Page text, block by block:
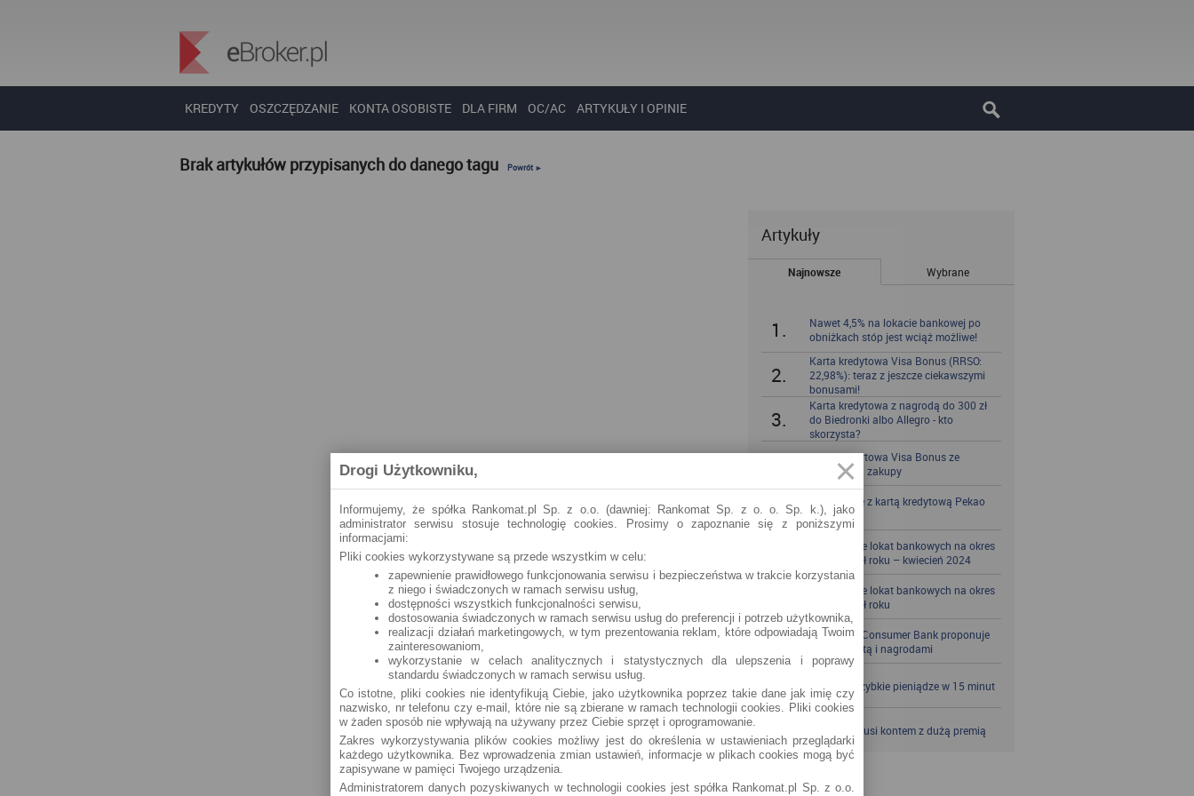
KREDYTY OSZCZĘDZANIE KONTA OSOBISTE DLA FIRM OC/AC ARTYKUŁY I OPINIE
Brak artykułów przypisanych do danego tagu Powrót ►
Artykuły
Najnowsze Wybrane
1.
Nawet 4,5% na lokacie bankowej po
obniżkach stóp jest wciąż możliwe!
2.
Karta kredytowa Visa Bonus (RRSO:
22,98%): teraz z jeszcze ciekawszymi
bonusami!
3.
Karta kredytowa z nagrodą do 300 zł
do Biedronki albo Allegro - kto
skorzysta?
Karta kredytowa Visa Bonus ze
zwrotem za zakupy
5.
Zbieraj mile z kartą kredytową Pekao
S.A.
Porównanie lokat bankowych na okres
powyżej pół roku – kwiecień 2024
Porównanie lokat bankowych na okres
powyżej pół roku
8.
Santander Consumer Bank proponuje
jesień z kartą i nagrodami
9. SKOK po szybkie pieniądze w 15 minut
10. VeloBank kusi kontem z dużą premią
Drogi Użytkowniku,
Informujemy, że spółka Rankomat.pl Sp. z o.o. (dawniej: Rankomat Sp. z o. o. Sp. k.), jako
administrator serwisu stosuje technologię cookies. Prosimy o zapoznanie się z poniższymi
informacjami:
Pliki cookies wykorzystywane są przede wszystkim w celu:
zapewnienie prawidłowego funkcjonowania serwisu i bezpieczeństwa w trakcie korzystania
z niego i świadczonych w ramach serwisu usług,
dostępności wszystkich funkcjonalności serwisu,
dostosowania świadczonych w ramach serwisu usług do preferencji i potrzeb użytkownika,
realizacji działań marketingowych, w tym prezentowania reklam, które odpowiadają Twoim
zainteresowaniom,
wykorzystanie w celach analitycznych i statystycznych dla ulepszenia i poprawy
standardu świadczonych w ramach serwisu usług.
Co istotne, pliki cookies nie identyfikują Ciebie, jako użytkownika poprzez takie dane jak imię czy
nazwisko, nr telefonu czy e-mail, które nie są zbierane w ramach technologii cookies. Pliki cookies
w żaden sposób nie wpływają na używany przez Ciebie sprzęt i oprogramowanie.
Zakres wykorzystywania plików cookies możliwy jest do określenia w ustawieniach przeglądarki
każdego użytkownika. Bez wprowadzenia zmian ustawień, informacje w plikach cookies mogą być
zapisywane w pamięci Twojego urządzenia.
Administratorem danych pozyskiwanych w technologii cookies jest spółka Rankomat.pl Sp. z o.o.